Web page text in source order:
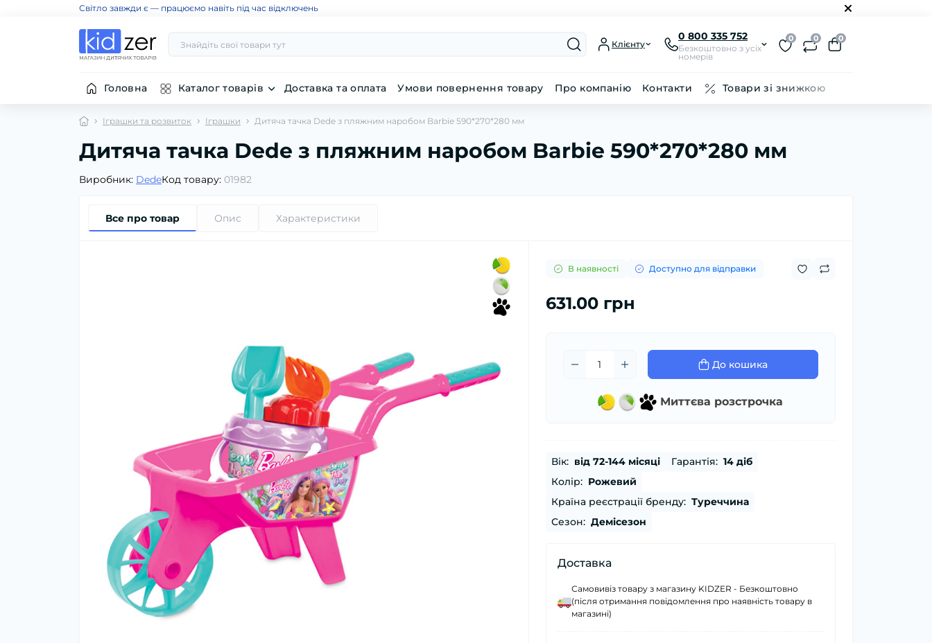
Світло завжди є — працюємо навіть під час відключень
Клієнту
0 800 335 752
Безкоштовно з усіх
номерів
0 0 0
Головна Каталог товарів Доставка та оплата Умови повернення товару Про компанію Контакти Товари зі знижкою
Іграшки та розвиток Іграшки Дитяча тачка Dede з пляжним наробом Barbie 590*270*280 мм
Дитяча тачка Dede з пляжним наробом Barbie 590*270*280 мм
Виробник: DedeКод товару: 01982
Все про товар Опис Характеристики
В наявності Доступно для відправки
631.00 грн
До кошика
Миттєва розстрочка
Вік: від 72-144 місяці Гарантія: 14 діб
Колір: Рожевий
Країна реєстрації бренду: Туреччина
Сезон: Демісезон
Доставка
Самовивіз товару з магазину KIDZER - Безкоштовно
(після отримання повідомлення про наявність товару в
магазині)